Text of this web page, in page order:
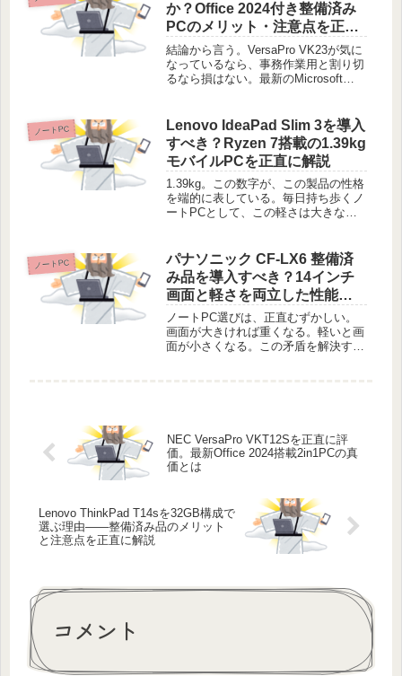
か？Office 2024付き整備済み
PCのメリット・注意点を正直
に解説
結論から言う。VersaPro VK23が気に
なっているなら、事務作業用と割り切
るなら損はない。最新のMicrosoft
さに起因するトレードオフも確実に存
在する...
ノートPC
Lenovo IdeaPad Slim 3を導入
すべき？Ryzen 7搭載の1.39kg
モバイルPCを正直に解説
1.39kg。この数字が、この製品の性格
を端的に表している。毎日持ち歩くノ
ートPCとして、この軽さは大きな武
い。パワーと携帯性のバランスを求め
る人に、適した一台と言...
ノートPC
パナソニック CF-LX6 整備済
み品を導入すべき？14インチ
画面と軽さを両立した性能を
正直に語る
ノートPC選びは、正直むずかしい。
画面が大きければ重くなる。軽いと画
面が小さくなる。この矛盾を解決する
NEC VersaPro VKT12Sを正直に評
価。最新Office 2024搭載2in1PCの真
価とは
Lenovo ThinkPad T14sを32GB構成で
選ぶ理由——整備済み品のメリット
と注意点を正直に解説
コメント